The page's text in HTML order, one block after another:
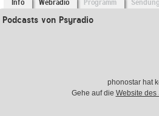
Info Webradio Programm
Podcasts von Psyradio
phonostar hat
Gehe auf die Website des